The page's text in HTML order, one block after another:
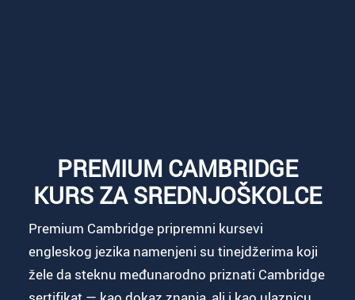
PREMIUM CAMBRIDGE
KURS ZA SREDNJOŠKOLCE
Premium Cambridge pripremni kursevi
engleskog jezika namenjeni su tinejdžerima koji
žele da steknu međunarodno priznati Cambridge